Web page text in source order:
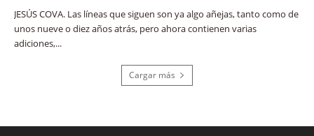
JESÚS COVA. Las líneas que siguen son ya algo añejas, tanto como de
unos nueve o diez años atrás, pero ahora contienen varias
adiciones,...
Cargar más